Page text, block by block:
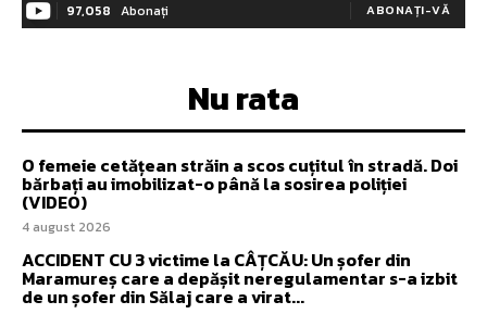
97,058 Abonați ABONAȚI-VĂ
Nu rata
O femeie cetățean străin a scos cuțitul în stradă. Doi
bărbați au imobilizat-o până la sosirea poliției
(VIDEO)
4 august 2026
ACCIDENT CU 3 victime la CÂȚCĂU: Un șofer din
Maramureș care a depășit neregulamentar s-a izbit
de un șofer din Sălaj care a virat...